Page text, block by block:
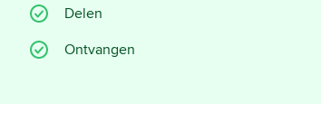
Delen
Ontvangen